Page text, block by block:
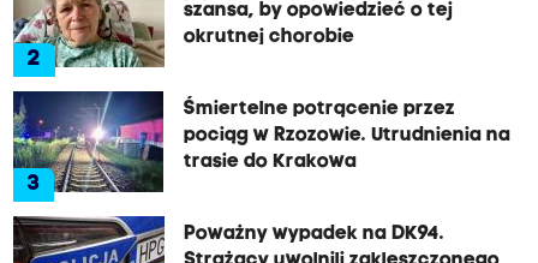
2
szansa, by opowiedzieć o tej
okrutnej chorobie
3
Śmiertelne potrącenie przez
pociąg w Rzozowie. Utrudnienia na
trasie do Krakowa
Poważny wypadek na DK94.